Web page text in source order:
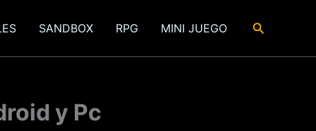
SANDBOX RPG MINI JUEGO Buscar
y Pc